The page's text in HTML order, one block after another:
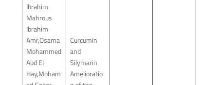
Curcumin
and
Silymarin
Amelioratio
Ibrahim
Mahrous
Ibrahim
Amr,Osama
Mohammed
Abd El
Hay,Moham